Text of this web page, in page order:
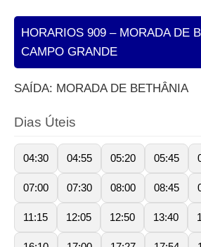
HORARIOS 909 – MORADA DE
CAMPO GRANDE
SAÍDA: MORADA DE BETHÂNIA
Dias Úteis
04:30 04:55 05:20 05:45
07:00 07:30 08:00 08:45
11:15 12:05 12:50 13:40